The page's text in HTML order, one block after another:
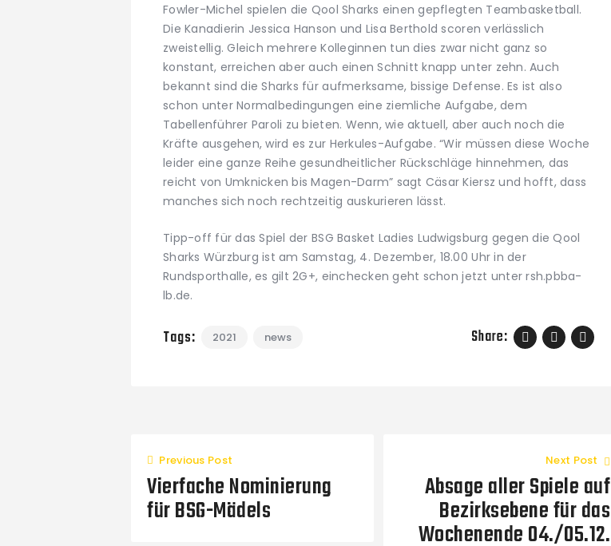
Fowler-Michel spielen die Qool Sharks einen gepflegten Teambasketball.
Die Kanadierin Jessica Hanson und Lisa Berthold scoren verlässlich
zweistellig. Gleich mehrere Kolleginnen tun dies zwar nicht ganz so
konstant, erreichen aber auch einen Schnitt knapp unter zehn. Auch
bekannt sind die Sharks für aufmerksame, bissige Defense. Es ist also
schon unter Normalbedingungen eine ziemliche Aufgabe, dem
Tabellenführer Paroli zu bieten. Wenn, wie aktuell, aber auch noch die
Kräfte ausgehen, wird es zur Herkules-Aufgabe. “Wir müssen diese Woche
leider eine ganze Reihe gesundheitlicher Rückschläge hinnehmen, das
reicht von Umknicken bis Magen-Darm” sagt Cäsar Kiersz und hofft, dass
manches sich noch rechtzeitig auskurieren lässt.
Tipp-off für das Spiel der BSG Basket Ladies Ludwigsburg gegen die Qool
Sharks Würzburg ist am Samstag, 4. Dezember, 18.00 Uhr in der
Rundsporthalle, es gilt 2G+, einchecken geht schon jetzt unter rsh.pbba-
lb.de.
Tags: 2021 news Share:
Previous Post
Vierfache Nominierung
für BSG-Mädels
Next Post
Absage aller Spiele auf
Bezirksebene für das
Wochenende 04./05.12.